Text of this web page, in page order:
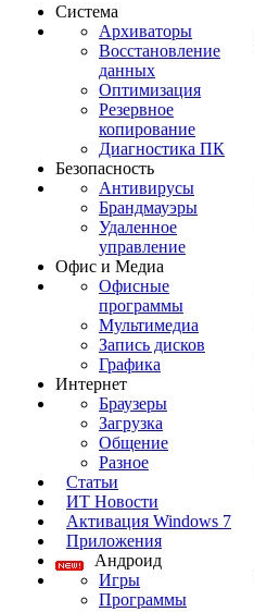
Система
Архиваторы
Восстановление
данных
Оптимизация
Резервное
копирование
Диагностика ПК
Безопасность
Антивирусы
Брандмауэры
Удаленное
управление
Офис и Медиа
Офисные
программы
Мультимедиа
Запись дисков
Графика
Интернет
Браузеры
Загрузка
Общение
Разное
Статьи
ИТ Новости
Активация Windows 7
Приложения
Андроид
Игры
Программы